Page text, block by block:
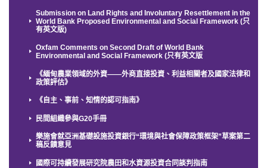
Submission on Land Rights and Involuntary Resettlement in the
World Bank Proposed Environmental and Social Framework (只
有英文版)
Oxfam Comments on Second Draft of World Bank
Environmental and Social Framework (只有英文版
《緬甸農業領域的外資——外商直接投資、利益相關者及國家法律和
政策評估》
《自主、事前、知情的認可指南》
民間組織參與G20手冊
樂施會就亞洲基礎設施投資銀行“環境與社會保障政策框架”草案第二
稿反饋意見
國際可持續發展研究院農田和水資源投資合同談判指南